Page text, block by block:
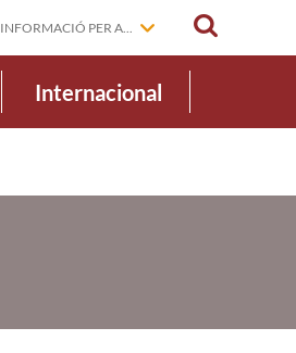
INFORMACIÓ PER A...
Internacional